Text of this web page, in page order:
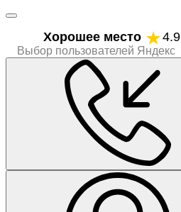
Хорошее место 4.9
Выбор пользователей Яндекс